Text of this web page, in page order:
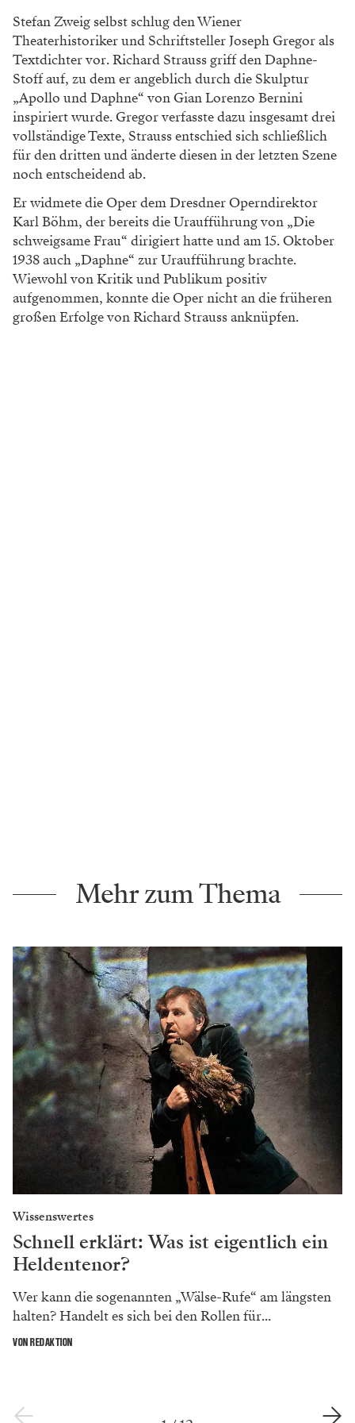
Stefan Zweig selbst schlug den Wiener
Theaterhistoriker und Schriftsteller Joseph Gregor als
Textdichter vor. Richard Strauss griff den Daphne-
Stoff auf, zu dem er angeblich durch die Skulptur
„Apollo und Daphne“ von Gian Lorenzo Bernini
inspiriert wurde. Gregor verfasste dazu insgesamt drei
vollständige Texte, Strauss entschied sich schließlich
für den dritten und änderte diesen in der letzten Szene
noch entscheidend ab.
Er widmete die Oper dem Dresdner Operndirektor
Karl Böhm, der bereits die Uraufführung von „Die
schweigsame Frau“ dirigiert hatte und am 15. Oktober
1938 auch „Daphne“ zur Uraufführung brachte.
Wiewohl von Kritik und Publikum positiv
aufgenommen, konnte die Oper nicht an die früheren
großen Erfolge von Richard Strauss anknüpfen.
Mehr zum Thema
Wissenswertes
Schnell erklärt: Was ist eigentlich ein
Heldentenor?
Wer kann die sogenannten „Wälse-Rufe“ am längsten
halten? Handelt es sich bei den Rollen für...
VON REDAKTION